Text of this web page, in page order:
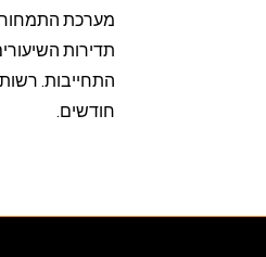
מערכת התמחור
תדירות
חודשים.